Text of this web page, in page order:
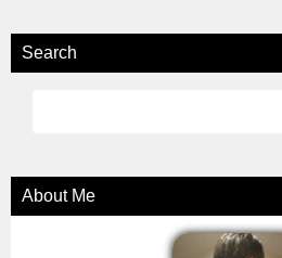
Search
About Me